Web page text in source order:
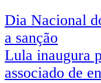
Dia Nacional
a sanção
Lula inaugura
associado de